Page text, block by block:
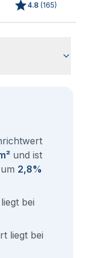
4.8 (165)
und ist
2,8%
bei
liegt bei